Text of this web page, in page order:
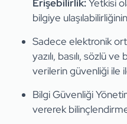
Erişebilirlik:Yetkisi
bilgiye
Sadece elektronik
yazılı, basılı, sözlü
verilerin güvenliği ile
Bilgi Güvenliği
vererek